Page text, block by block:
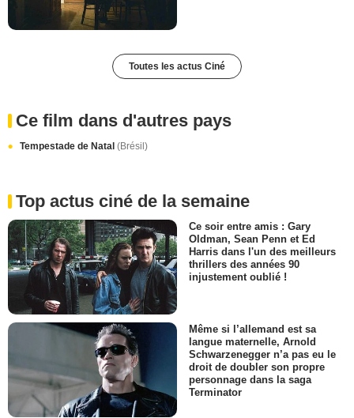
Toutes les actus Ciné
Ce film dans d'autres pays
Tempestade de Natal (Brésil)
Top actus ciné de la semaine
Ce soir entre amis : Gary
Oldman, Sean Penn et Ed
Harris dans l'un des meilleurs
thrillers des années 90
injustement oublié !
Même si l’allemand est sa
langue maternelle, Arnold
Schwarzenegger n’a pas eu le
droit de doubler son propre
personnage dans la saga
Terminator